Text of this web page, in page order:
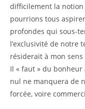
difficilement la
pourrions tous
profondes qui sous-
l’exclusivité de notre
résiderait à mon
Il « faut » du bonheur
nul ne manquera de
forcée, voire